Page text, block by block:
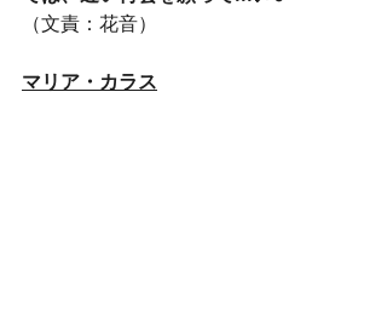
（文責：花音）
マリア・カラス